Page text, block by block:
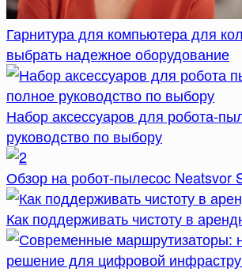
Гарнитура для компьютера для
выбрать надежное оборудование
Набор аксессуаров для робота-
руководство по выбору
Обзор на робот-пылесос Neatsvor
Как поддерживать чистоту в